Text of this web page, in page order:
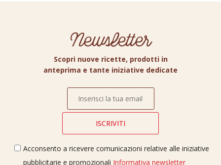
Newsletter
Scopri nuove ricette, prodotti in
anteprima e tante iniziative dedicate
Acconsento a ricevere comunicazioni relative alle iniziative
pubblicitarie e promozionali Informativa newsletter